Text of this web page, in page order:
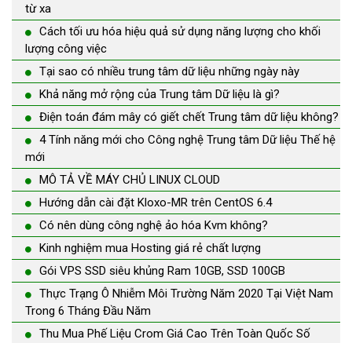
từ xa
Cách tối ưu hóa hiệu quả sử dụng năng lượng cho khối
lượng công việc
Tại sao có nhiều trung tâm dữ liệu những ngày này
Khả năng mở rộng của Trung tâm Dữ liệu là gì?
Điện toán đám mây có giết chết Trung tâm dữ liệu không?
4 Tính năng mới cho Công nghệ Trung tâm Dữ liệu Thế hệ
mới
MÔ TẢ VỀ MÁY CHỦ LINUX CLOUD
Hướng dẫn cài đặt Kloxo-MR trên CentOS 6.4
Có nên dùng công nghệ ảo hóa Kvm không?
Kinh nghiệm mua Hosting giá rẻ chất lượng
Gói VPS SSD siêu khủng Ram 10GB, SSD 100GB
Thực Trạng Ô Nhiễm Môi Trường Năm 2020 Tại Việt Nam
Trong 6 Tháng Đầu Năm
Thu Mua Phế Liệu Crom Giá Cao Trên Toàn Quốc Số